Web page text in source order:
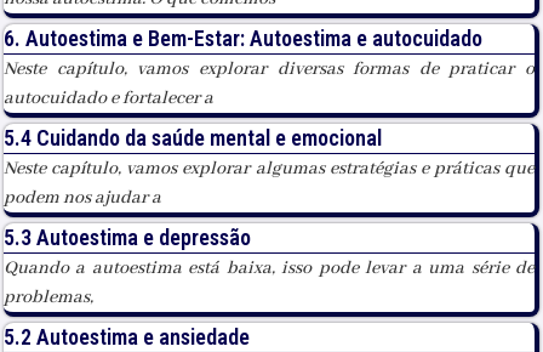
6. Autoestima e Bem-Estar: Autoestima e autocuidado
Neste capítulo, vamos explorar diversas formas de praticar o
autocuidado e fortalecer a
5.4 Cuidando da saúde mental e emocional
Neste capítulo, vamos explorar algumas estratégias e práticas que
podem nos ajudar a
5.3 Autoestima e depressão
Quando a autoestima está baixa, isso pode levar a uma série de
problemas,
5.2 Autoestima e ansiedade